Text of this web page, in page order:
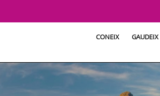
CONEIX GAUDEIX